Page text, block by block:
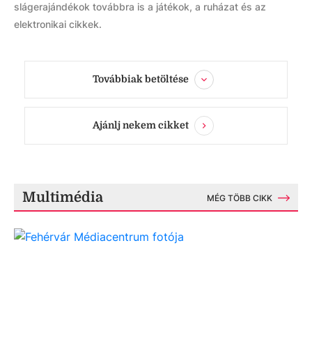
slágerajándékok továbbra is a játékok, a ruházat és az
elektronikai cikkek.
Továbbiak betöltése
Ajánlj nekem cikket
Multimédia MÉG TÖBB CIKK